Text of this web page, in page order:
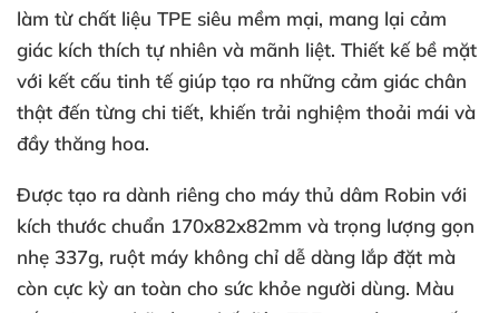
làm từ chất liệu TPE siêu mềm mại, mang lại cảm
giác kích thích tự nhiên và mãnh liệt. Thiết kế bề mặt
với kết cấu tinh tế giúp tạo ra những cảm giác chân
thật đến từng chi tiết, khiến trải nghiệm thoải mái và
đầy thăng hoa.
Được tạo ra dành riêng cho máy thủ dâm Robin với
kích thước chuẩn 170x82x82mm và trọng lượng gọn
nhẹ 337g, ruột máy không chỉ dễ dàng lắp đặt mà
còn cực kỳ an toàn cho sức khỏe người dùng. Màu